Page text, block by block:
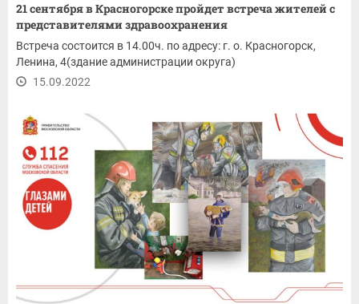
21 сентября в Красногорске пройдет встреча жителей с
представителями здравоохранения
Встреча состоится в 14.00ч. по адресу: г. о. Красногорск,
Ленина, 4(здание администрации округа)
15.09.2022